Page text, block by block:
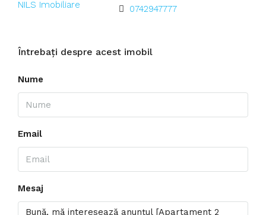
0742947777
Întrebați despre acest imobil
Nume
Email
Mesaj